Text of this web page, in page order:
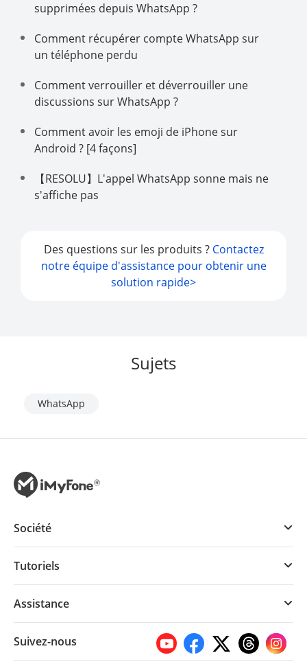
supprimées depuis WhatsApp ?
Comment récupérer compte WhatsApp sur
un téléphone perdu
Comment verrouiller et déverrouiller une
discussions sur WhatsApp ?
Comment avoir les emoji de iPhone sur
Android ? [4 façons]
【RESOLU】L'appel WhatsApp sonne mais ne
s'affiche pas
Des questions sur les produits ? Contactez
notre équipe d'assistance pour obtenir une
solution rapide>
Sujets
WhatsApp
Société
Tutoriels
Assistance
Suivez-nous